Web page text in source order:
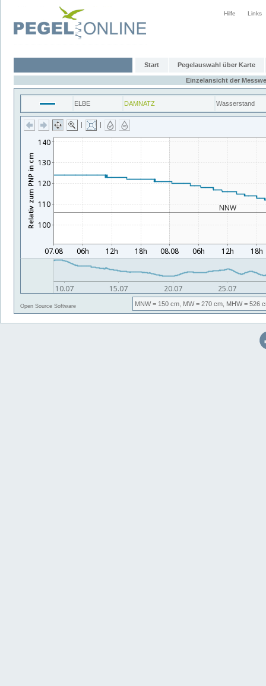
Hilfe Links
Start Pegelauswahl über Karte
Einzelansicht der
ELBE DAMNATZ Wasserstand
| |
Open Source Software MNW= 150 cm, MW= 270 cm, MHW= 526